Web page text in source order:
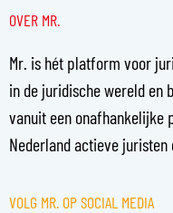
OVER MR.
Mr. is hét platform voor
in de juridische wereld en
vanuit een onafhankelijke
Nederland actieve juristen
VOLG MR. OP SOCIAL MEDIA